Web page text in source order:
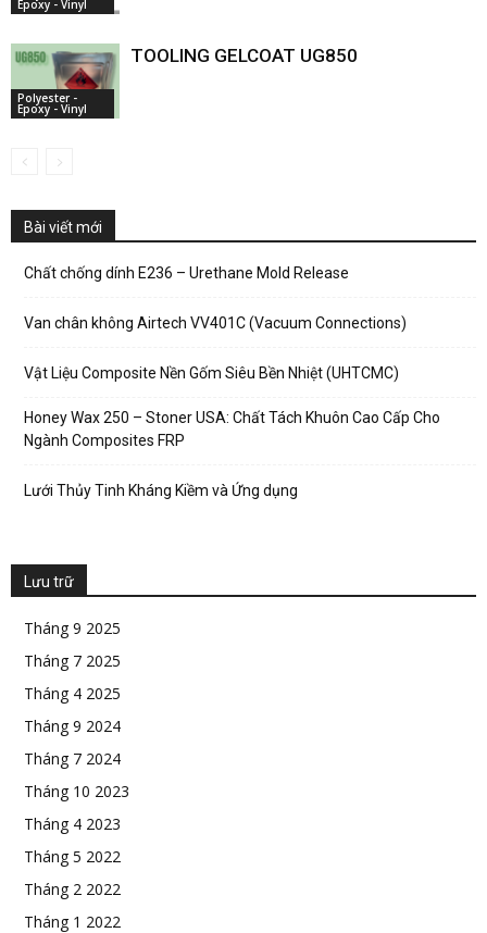
Epoxy - Vinyl
Polyester -
Epoxy - Vinyl
TOOLING GELCOAT UG850
Bài viết mới
Chất chống dính E236 – Urethane Mold Release
Van chân không Airtech VV401C (Vacuum Connections)
Vật Liệu Composite Nền Gốm Siêu Bền Nhiệt (UHTCMC)
Honey Wax 250 – Stoner USA: Chất Tách Khuôn Cao Cấp Cho
Ngành Composites FRP
Lưới Thủy Tinh Kháng Kiềm và Ứng dụng
Lưu trữ
Tháng 9 2025
Tháng 7 2025
Tháng 4 2025
Tháng 9 2024
Tháng 7 2024
Tháng 10 2023
Tháng 4 2023
Tháng 5 2022
Tháng 2 2022
Tháng 1 2022